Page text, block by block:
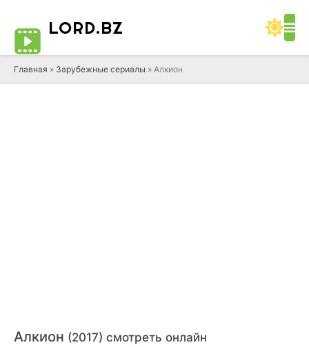
LORD.BZ
Главная » Зарубежные сериалы » Алкион
Алкион (2017) смотреть онлайн